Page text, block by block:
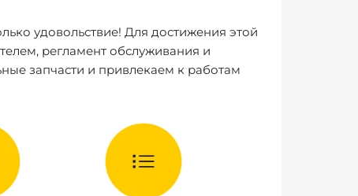
удовольствие! Для достижения этой
регламент обслуживания и
запчасти и привлекаем к работам